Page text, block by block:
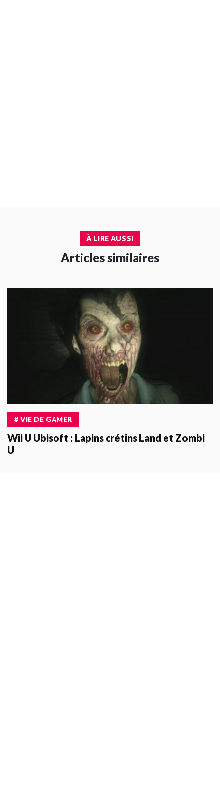
À LIRE AUSSI
Articles similaires
# VIE DE GAMER
Wii U Ubisoft : Lapins crétins Land et Zombi
U